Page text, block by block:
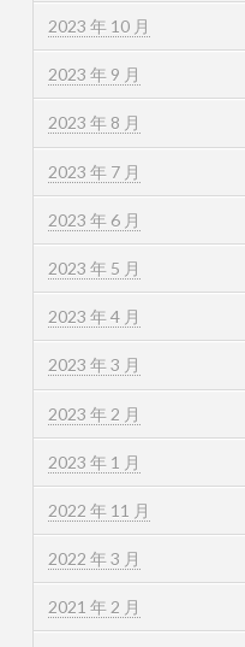
2023 年 10 月
2023 年 9 月
2023 年 8 月
2023 年 7 月
2023 年 6 月
2023 年 5 月
2023 年 4 月
2023 年 3 月
2023 年 2 月
2023 年 1 月
2022 年 11 月
2022 年 3 月
2021 年 2 月